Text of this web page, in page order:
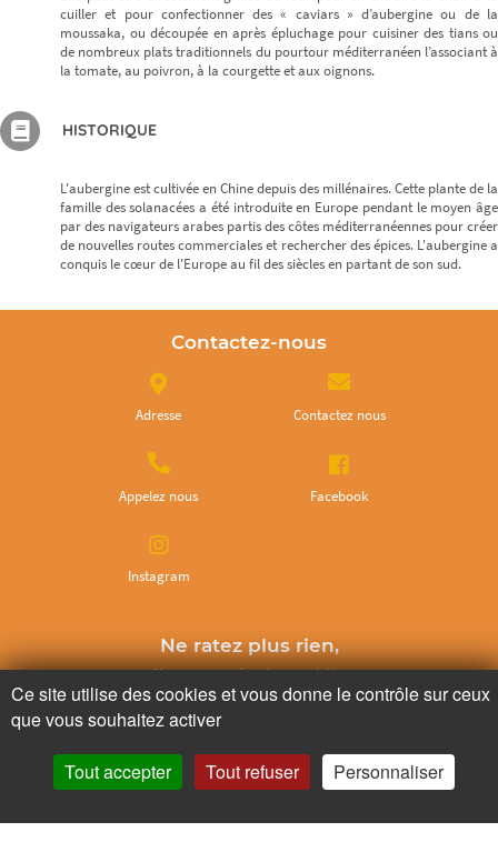
cuiller et pour confectionner des « caviars » d’aubergine ou de la
moussaka, ou découpée en après épluchage pour cuisiner des tians ou
de nombreux plats traditionnels du pourtour méditerranéen l’associant à
la tomate, au poivron, à la courgette et aux oignons.
HISTORIQUE
L'aubergine est cultivée en Chine depuis des millénaires. Cette plante de la
famille des solanacées a été introduite en Europe pendant le moyen âge
par des navigateurs arabes partis des côtes méditerranéennes pour créer
de nouvelles routes commerciales et rechercher des épices. L'aubergine a
conquis le cœur de l'Europe au fil des siècles en partant de son sud.
Contactez-nous
Adresse Contactez nous
Appelez nous Facebook
Instagram
Ne ratez plus rien,
Abonnez-vous à notre newsletter
Je m’inscris
Ce site utilise des cookies et vous donne le contrôle sur ceux
que vous souhaitez activer
Tout accepter Tout refuser Personnaliser